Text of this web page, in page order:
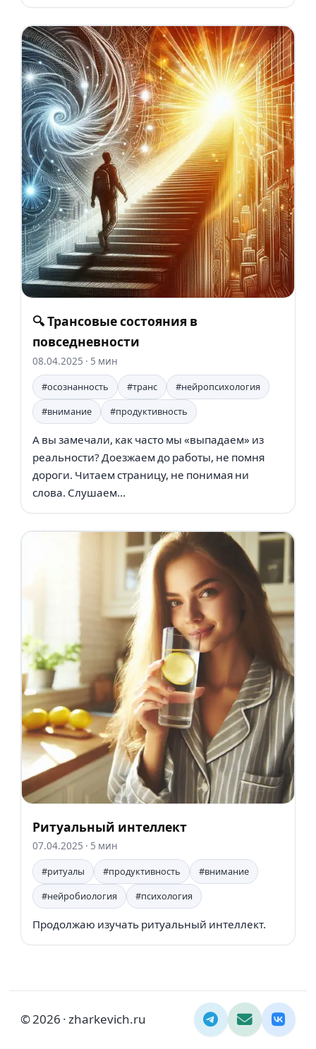
🔍 Трансовые состояния в
повседневности
08.04.2025 · 5 мин
#осознанность
#транс
#нейропсихология
#внимание
#продуктивность
А вы замечали, как часто мы «выпадаем» из
реальности? Доезжаем до работы, не помня
дороги. Читаем страницу, не понимая ни
слова. Слушаем...
Ритуальный интеллект
07.04.2025 · 5 мин
#ритуалы
#продуктивность
#внимание
#нейробиология
#психология
Продолжаю изучать ритуальный интеллект.
© 2026 · zharkevich.ru
Telegram
Email